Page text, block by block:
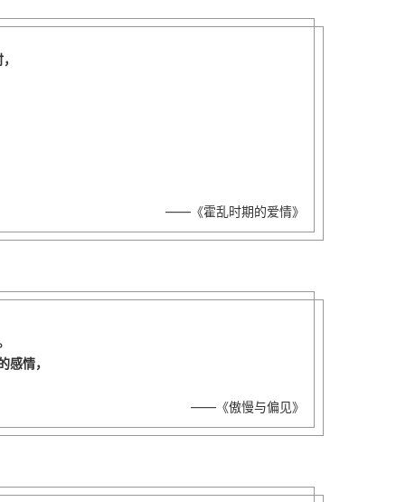
——《霍乱时期的爱情》
感情，
——《傲慢与偏见》